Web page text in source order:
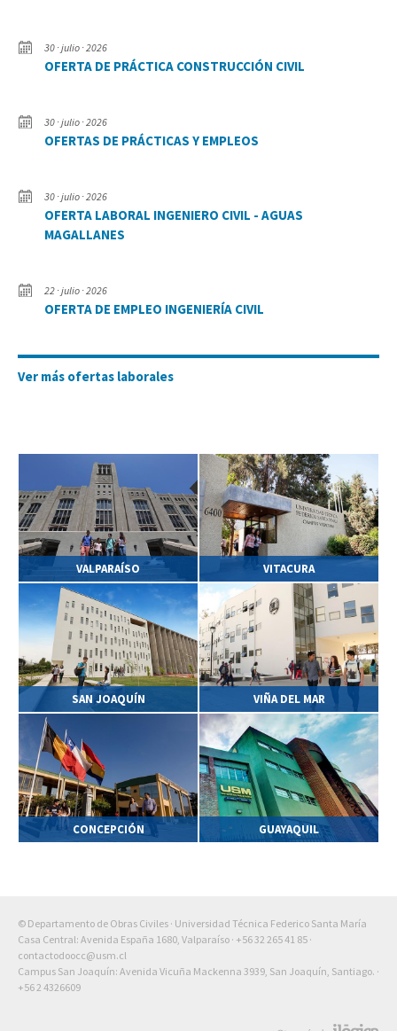
30 · julio · 2026
OFERTA DE PRÁCTICA CONSTRUCCIÓN CIVIL
30 · julio · 2026
OFERTAS DE PRÁCTICAS Y EMPLEOS
30 · julio · 2026
OFERTA LABORAL INGENIERO CIVIL - AGUAS
MAGALLANES
22 · julio · 2026
OFERTA DE EMPLEO INGENIERÍA CIVIL
Ver más ofertas laborales
VALPARAÍSO VITACURA
SAN JOAQUÍN VIÑA DEL MAR
CONCEPCIÓN GUAYAQUIL
© Departamento de Obras Civiles · Universidad Técnica Federico Santa María
Casa Central: Avenida España 1680, Valparaíso · +56 32 265 41 85 ·
contactodoocc@usm.cl
Campus San Joaquín: Avenida Vicuña Mackenna 3939, San Joaquín, Santiago. ·
+56 2 4326609